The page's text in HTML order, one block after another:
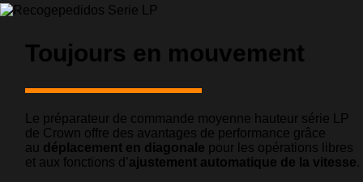
Toujours en mouvement
Le préparateur de commande moyenne hauteur série LP
de Crown offre des avantages de performance grâce
au déplacement en diagonale pour les opérations libres
et aux fonctions d’ajustement automatique de la vitesse.